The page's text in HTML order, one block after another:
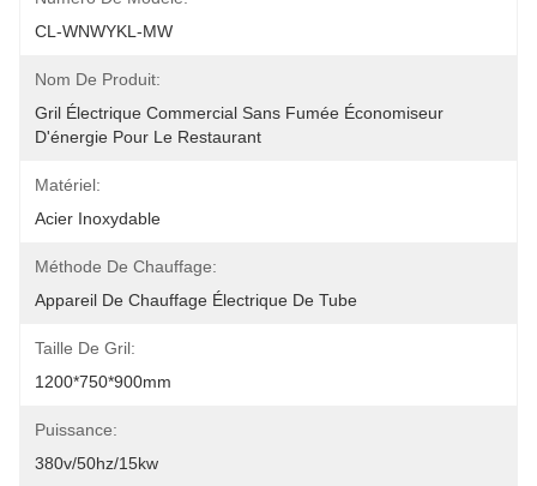
CL-WNWYKL-MW
Nom De Produit:
Gril Électrique Commercial Sans Fumée Économiseur
D'énergie Pour Le Restaurant
Matériel:
Acier Inoxydable
Méthode De Chauffage:
Appareil De Chauffage Électrique De Tube
Taille De Gril:
1200*750*900mm
Puissance:
380v/50hz/15kw